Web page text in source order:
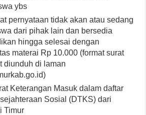
ybs
pernyataan tidak akan atau sedang
dari pihak lain dan bersedia
hingga selesai dengan
materai Rp 10.000 (format surat
diunduh di laman
Keterangan Masuk dalam daftar
Sosial (DTKS) dari
Timur